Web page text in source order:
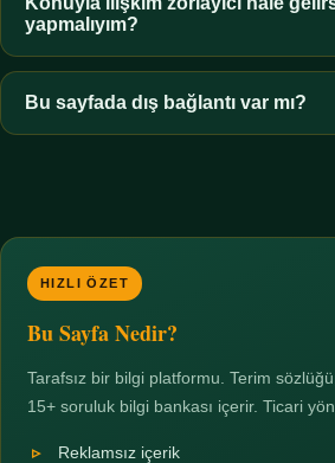
zorunluluktur.
yapmalıyım?
Zaman sınırı koyun, harcadığınız
profesyonel destek alın. Türkiye'de
mevcuttur; yardım istemek güçlü bir
Bu sayfada dış bağlantı var mı?
HIZLI ÖZET
Bu Sayfa Nedir?
Tarafsız bir bilgi platformu. Terim
15+ soruluk bilgi bankası içerir. Ticari
Reklamsız içerik